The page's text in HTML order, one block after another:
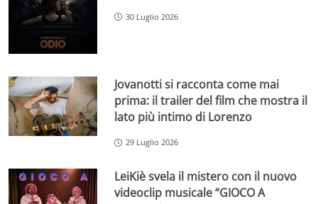
30 Luglio 2026
Jovanotti si racconta come mai
prima: il trailer del film che mostra il
lato più intimo di Lorenzo
29 Luglio 2026
LeiKiè svela il mistero con il nuovo
videoclip musicale “GIOCO A